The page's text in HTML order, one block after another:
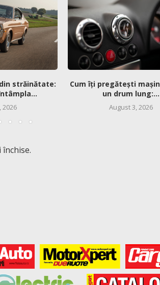
străinătate:
2026
Cum îți pregătești
un drum lung:...
August 3, 2026